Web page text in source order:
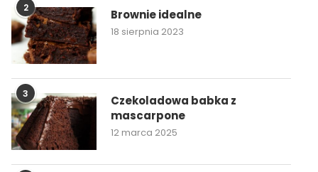
2 Brownie idealne
18 sierpnia 2023
3
Czekoladowa babka z
mascarpone
12 marca 2025